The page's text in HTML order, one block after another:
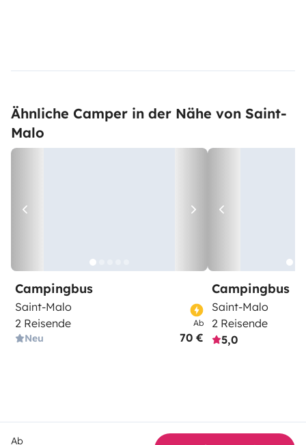
Ähnliche Camper in der Nähe von Saint-
Malo
Campingbus
Saint-Malo
2 Reisende
Neu
Ab
70 €
Campingbus
Saint-Malo
2 Reisende
5,0
Ab